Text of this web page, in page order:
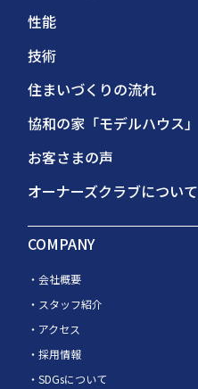
性能
技術
住まいづくりの流れ
協和の家「モデルハウス」
お客さまの声
オーナーズクラブについて
COMPANY
会社概要
スタッフ紹介
アクセス
採用情報
SDGsについて